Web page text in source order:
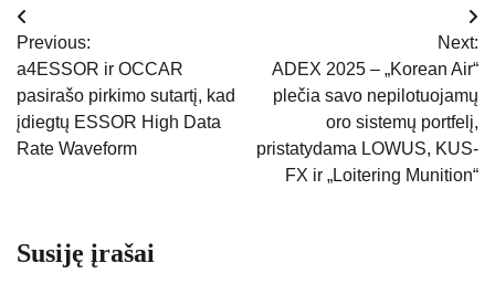
Navigacija
tarp
įrašų
Previous:
a4ESSOR ir OCCAR
pasirašo pirkimo sutartį, kad
įdiegtų ESSOR High Data
Rate Waveform
Next:
ADEX 2025 – „Korean Air“
plečia savo nepilotuojamų
oro sistemų portfelį,
pristatydama LOWUS, KUS-
FX ir „Loitering Munition“
Susiję įrašai